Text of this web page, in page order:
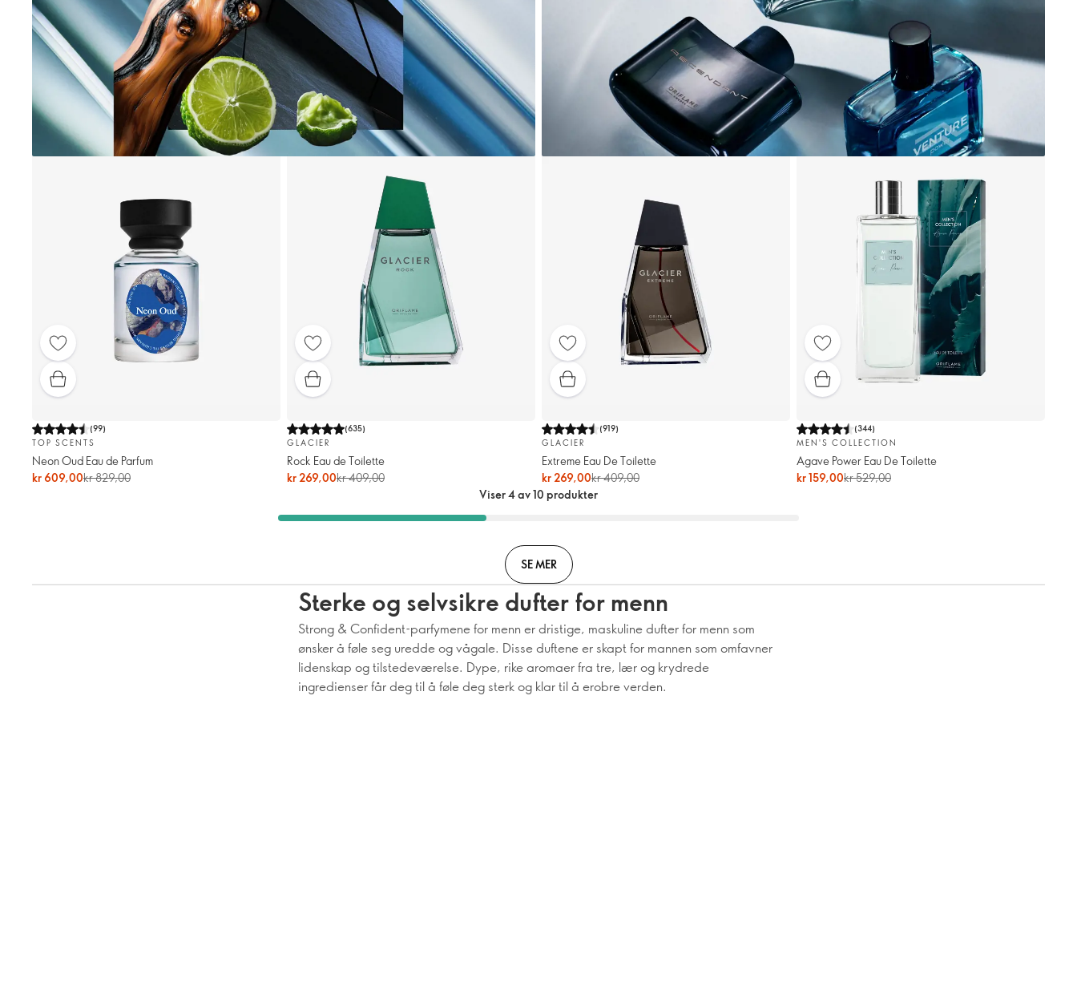
(99)
TOP SCENTS
Neon Oud Eau de Parfum
kr 609,00kr 829,00
(635)
GLACIER
Rock Eau de Toilette
kr 269,00kr 409,00
(919)
GLACIER
Extreme Eau De Toilette
kr 269,00kr 409,00
(344)
MEN'S COLLECTION
Agave Power Eau De Toilette
kr 159,00kr 529,00
Viser 4 av 10 produkter
SE MER
Sterke og selvsikre dufter for menn
Strong & Confident-parfymene for menn er dristige, maskuline dufter for menn som
ønsker å føle seg uredde og vågale. Disse duftene er skapt for mannen som omfavner
lidenskap og tilstedeværelse. Dype, rike aromaer fra tre, lær og krydrede
ingredienser får deg til å føle deg sterk og klar til å erobre verden.